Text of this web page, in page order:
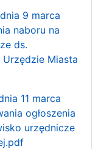
9 marca
naboru na
ds.
Miasta
11 marca
ogłoszenia
urzędnicze